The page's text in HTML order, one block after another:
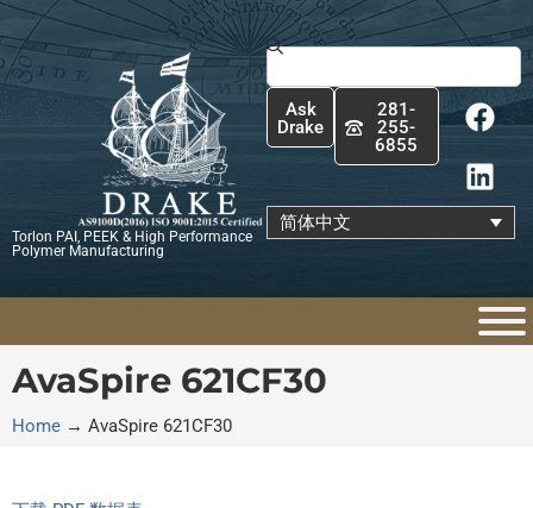
跳
至
内
Torlon PAI, PEEK & High Performance
Polymer Manufacturing
Search
Ask
Drake
281-
255-
6855
F
a
c
e
b
o
k
L
i
n
k
e
d
n
简体中文
AvaSpire 621CF30
Home → AvaSpire 621CF30